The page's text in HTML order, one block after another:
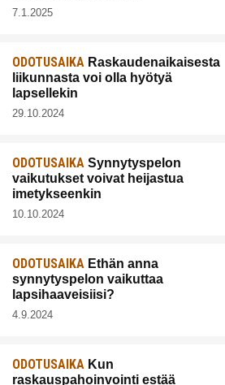
7.1.2025
ODOTUSAIKA Raskaudenaikaisesta
liikunnasta voi olla hyötyä
lapsellekin
29.10.2024
ODOTUSAIKA Synnytyspelon
vaikutukset voivat heijastua
imetykseenkin
10.10.2024
ODOTUSAIKA Ethän anna
synnytyspelon vaikuttaa
lapsihaaveisiisi?
4.9.2024
ODOTUSAIKA Kun
raskauspahoinvointi estää